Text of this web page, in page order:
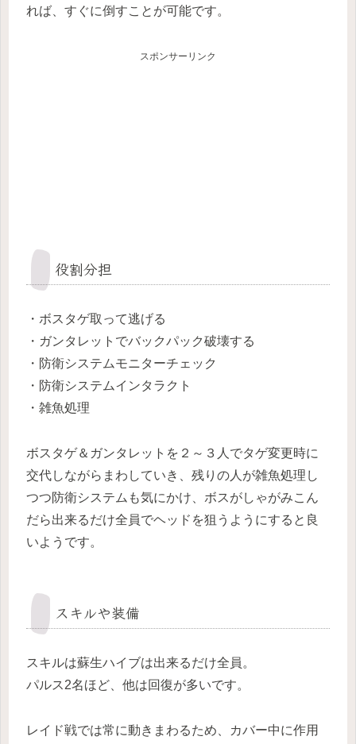
れば、すぐに倒すことが可能です。
スポンサーリンク
役割分担
・ボスタゲ取って逃げる
・ガンタレットでバックパック破壊する
・防衛システムモニターチェック
・防衛システムインタラクト
・雑魚処理
ボスタゲ＆ガンタレットを２～３人でタゲ変更時に
交代しながらまわしていき、残りの人が雑魚処理し
つつ防衛システムも気にかけ、ボスがしゃがみこん
だら出来るだけ全員でヘッドを狙うようにすると良
いようです。
スキルや装備
スキルは蘇生ハイブは出来るだけ全員。
パルス2名ほど、他は回復が多いです。
レイド戦では常に動きまわるため、カバー中に作用